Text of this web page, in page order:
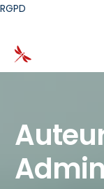
RGPD
Admin